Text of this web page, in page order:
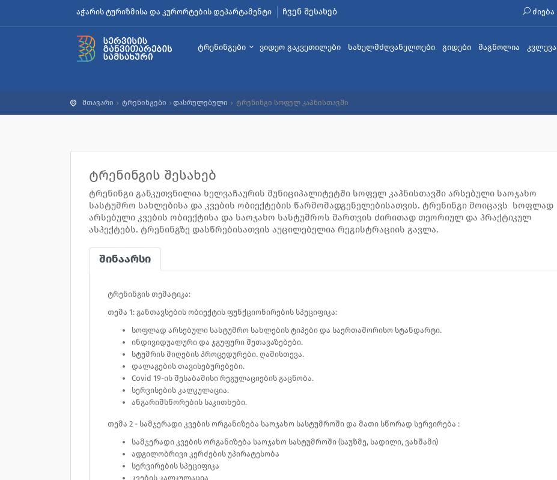
აჭარის ტურიზმისა და კურორტების დეპარტამენტი ჩვენ შესახებ ძიება
ტრენინგები ვიდეო გაკვეთილები სახელმძღვანელოები გიდები მაგნოლია კვლევა
მთავარი ტრენინგები დასრულებული ტრენინგი სოფელ კაპნისთავში
ტრენინგის შესახებ
ტრენინგი განკუთვნილია ხელვაჩაურის მუნიციპალიტეტში სოფელ კაპნისთავში არსებული საოჯახო
სასტუმრო სახლებისა და კვების ობიექტების წარმომადგენელებისათვის. ტრენინგი მოიცავს სოფლად
არსებული კვების ობიექტისა და საოჯახო სასტუმროს მართვის ძირითად თეორიულ და პრაქტიკულ
ასპექტებს. ტრენინგზე დასწრებისათვის აუცილებელია რეგისტრაციის გავლა.
შინაარსი
ტრენინგის თემატიკა:
თემა 1: განთავსების ობიექტის ფუნქციონირების სპეციფიკა:
სოფლად არსებული სასტუმრო სახლების ტიპები და საერთაშორისო სტანდარტი.
ინდივიდუალური და ჯგუფური შეთავაზებები.
სტუმრის მიღების პროცედურები. ღამისთევა.
დალაგების თავისებურებები.
Covid 19-ის შესაბამისი რეგულაციების გაცნობა.
სერვისების კალკულაცია.
ანგარიშსწორების საკითხები.
თემა 2 - სამჯერადი კვების ორგანიზება საოჯახო სასტუმროში და მათი სწორად სერვირება :
სამჯერადი კვების ორგანიზება საოჯახო სასტუმროში (საუზმე, სადილი, ვახშამი)
ადგილობრივი კერძების უპირატესობა
სერვირების სპეციფიკა
კვების კალკულაცია